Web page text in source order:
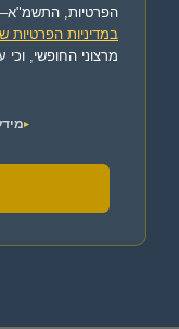
הפרטיות, התשמ"א–1981 (כולל תיקון 13), ולמטרות המפורטות
במדיניות הפרטיות
מרצוני החופשי, וכי